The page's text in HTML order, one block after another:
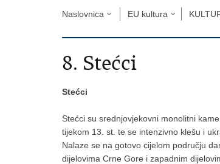
Naslovnica EU kultura
8. Stećci
Stećci
Stećci su srednjovjekovni monolitni
tijekom 13. st. te se intenzivno klešu i
Nalaze se na gotovo cijelom području
dijelovima Crne Gore i zapadnim